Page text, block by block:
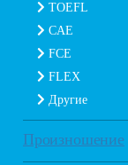
TOEFL
CAE
FCE
FLEX
Другие
Произношение